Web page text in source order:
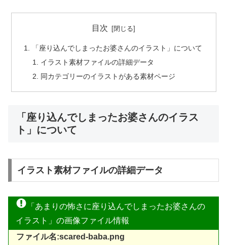
目次
「座り込んでしまったお婆さんのイラスト」について
イラスト素材ファイルの詳細データ
同カテゴリーのイラストがある素材ページ
「座り込んでしまったお婆さんのイラス
ト」について
イラスト素材ファイルの詳細データ
「あまりの怖さに座り込んでしまったお婆さんの
イラスト」の画像ファイル情報
ファイル名:scared-baba.png